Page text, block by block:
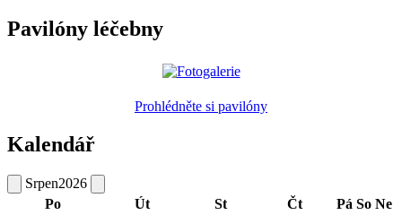
Pavilóny léčebny
Prohlédněte si pavilóny
Kalendář
Srpen2026
Po
Út St Čt Pá So Ne